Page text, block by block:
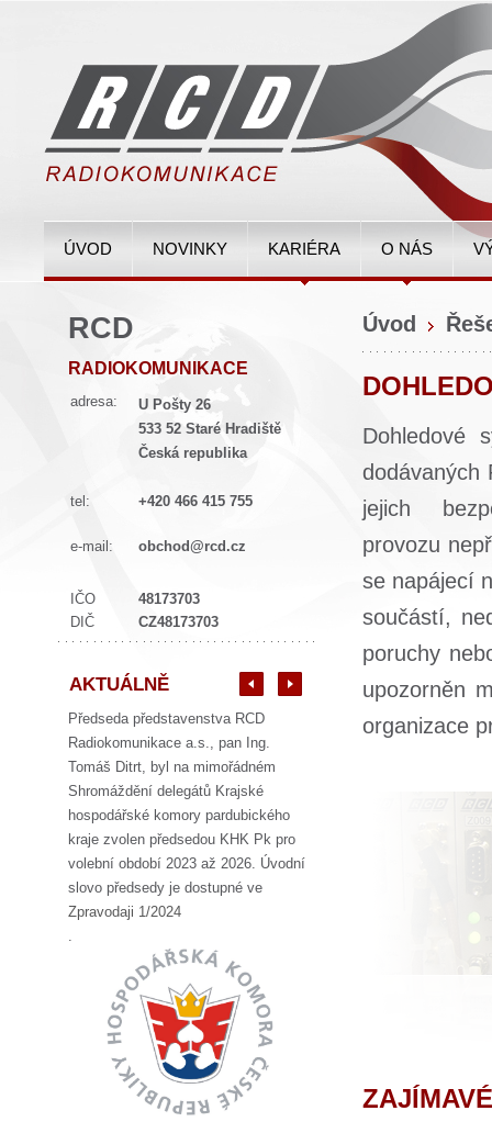
ÚVOD NOVINKY KARIÉRA O NÁS
RCD
RADIOKOMUNIKACE
adresa:
U Pošty 26
533 52 Staré Hradiště
Česká republika
tel: +420 466 415 755
e-mail: obchod@rcd.cz
IČO
48173703
DIČ
CZ48173703
AKTUÁLNĚ
Předseda představenstva RCD
Radiokomunikace a.s., pan Ing.
Tomáš Ditrt, byl na mimořádném
Shromáždění delegátů Krajské
hospodářské komory pardubického
kraje zvolen předsedou KHK Pk pro
volební období 2023 až 2026. Úvodní
slovo předsedy je dostupné ve
Zpravodaji 1/2024
.
Úvod
Dohledové
dodávaných
jejich
provozu
se napájecí
součástí,
poruchy
upozorněn
organizace